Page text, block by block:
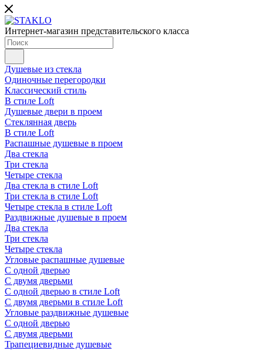
Интернет-магазин представительского класса
Душевые из стекла
Одиночные перегородки
Классический стиль
В стиле Loft
Душевые двери в проем
Стеклянная дверь
В стиле Loft
Распашные душевые в проем
Два стекла
Три стекла
Четыре стекла
Два стекла в стиле Loft
Три стекла в стиле Loft
Четыре стекла в стиле Loft
Раздвижные душевые в проем
Два стекла
Три стекла
Четыре стекла
Угловые распашные душевые
С одной дверью
С двумя дверьми
С одной дверью в стиле Loft
С двумя дверьми в стиле Loft
Угловые раздвижные душевые
С одной дверью
С двумя дверьми
Трапециевидные душевые